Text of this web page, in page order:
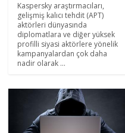
Kaspersky araştırmacıları,
gelişmiş kalıcı tehdit (APT)
aktörleri dünyasında
diplomatlara ve diğer yüksek
profilli siyasi aktörlere yönelik
kampanyalardan çok daha
nadir olarak ...